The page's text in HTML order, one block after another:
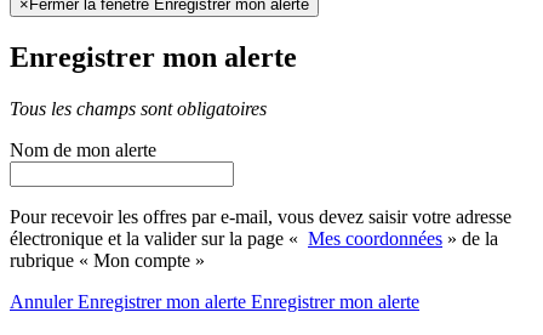
× Fermer la fenêtre Enregistrer mon alerte
Enregistrer mon alerte
Tous les champs sont obligatoires
Nom de mon alerte
Pour recevoir les offres par e-mail, vous devez saisir votre adresse
électronique et la valider sur la page « Mes coordonnées » de la
rubrique « Mon compte »
AnnulerEnregistrer mon alerte Enregistrermon alerte